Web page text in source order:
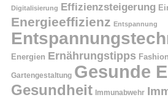
Digitalisierung Effizienzsteigerung
Energieeffizienz Entspannung
Energien Ernährungstipps
Gartengestaltung Gesunde
Gesundheit Immunabwehr